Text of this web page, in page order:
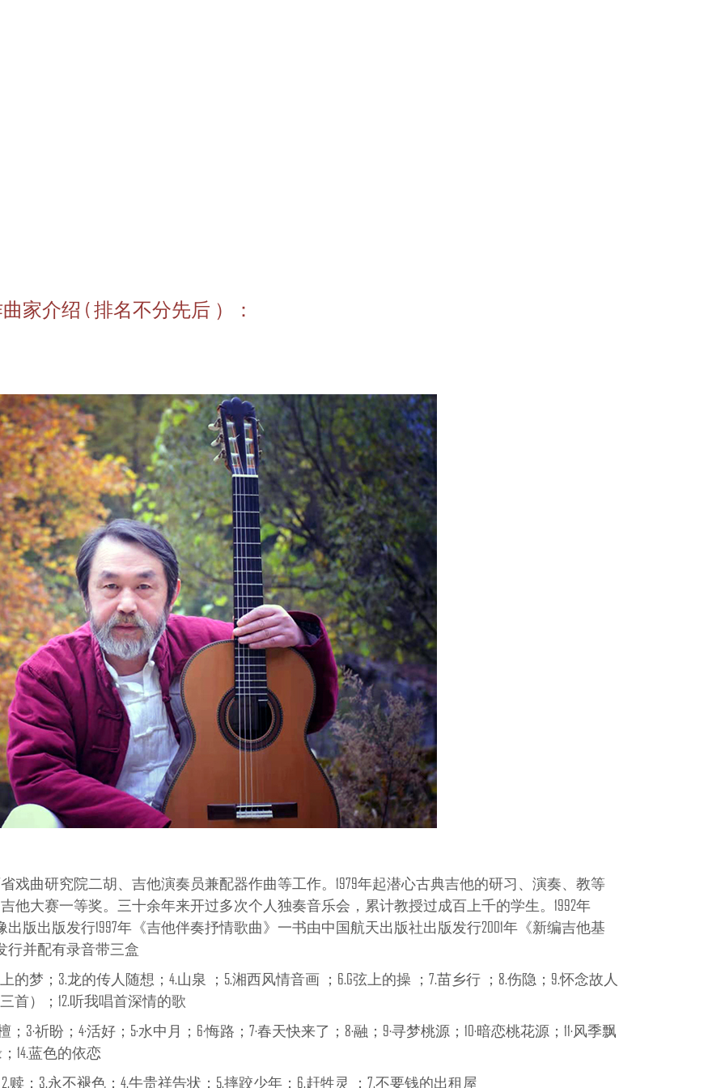
家介绍 ( 排名不分先后 ）：
省戏曲研究院二胡、吉他演奏员兼配器作曲等工作。1979年起潜心古典吉他的研习、演奏、教等
他大赛一等奖。三十余年来开过多次个人独奏音乐会，累计教授过成百上千的学生。1992年
版出版发行1997年《吉他伴奏抒情歌曲》一书由中国航天出版社出版发行2001年《新编吉他基
行并配有录音带三盒
的梦；3.龙的传人随想；4.山泉 ；5.湘西风情音画 ；6.G弦上的操 ；7.苗乡行 ；8.伤隐；9.怀念故人
三首）；12.听我唱首深情的歌
3·祈盼；4·活好；5·水中月；6·悔路；7·春天快来了；8·融；9·寻梦桃源；10·暗恋桃花源；11·风季飘
；14.蓝色的依恋
赎；3.永不褪色；4.牛贵祥告状；5.摔跤少年；6.赶牲灵 ；7.不要钱的出租屋